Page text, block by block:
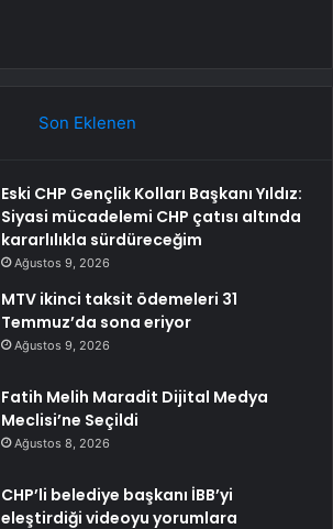
Son Eklenen
Eski CHP Gençlik Kolları Başkanı Yıldız:
Siyasi mücadelemi CHP çatısı altında
kararlılıkla sürdüreceğim
Ağustos 9, 2026
MTV ikinci taksit ödemeleri 31
Temmuz’da sona eriyor
Ağustos 9, 2026
Fatih Melih Maradit Dijital Medya
Meclisi’ne Seçildi
Ağustos 8, 2026
CHP’li belediye başkanı İBB’yi
eleştirdiği videoyu yorumlara